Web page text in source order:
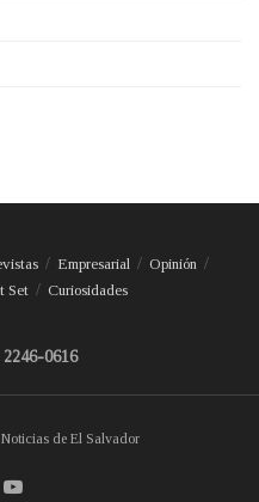
Empresarial
Opinión
Set Curiosidades
0616
de El Salvador